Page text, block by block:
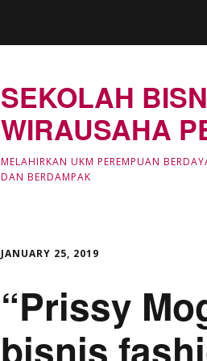
SEKOLAH
WIRAUSAHA
MELAHIRKAN UKM PEREMPUAN
DAN BERDAMPAK
JANUARY 25, 2019
“Prissy
bisnis